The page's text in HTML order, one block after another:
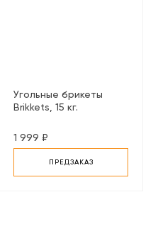
Угольные брикеты
Brikkets, 15 кг.
1 999 ₽
ПРЕДЗАКАЗ